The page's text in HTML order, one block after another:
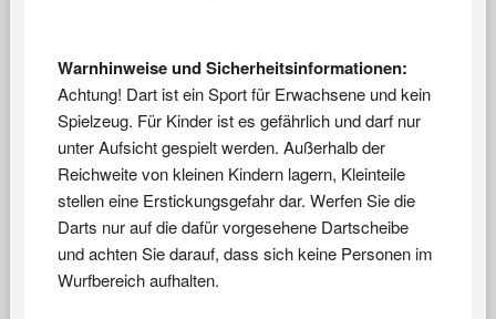
Warnhinweise und Sicherheitsinformationen:
Achtung! Dart ist ein Sport für Erwachsene und kein
Spielzeug. Für Kinder ist es gefährlich und darf nur
unter Aufsicht gespielt werden. Außerhalb der
Reichweite von kleinen Kindern lagern, Kleinteile
stellen eine Erstickungsgefahr dar. Werfen Sie die
Darts nur auf die dafür vorgesehene Dartscheibe
und achten Sie darauf, dass sich keine Personen im
Wurfbereich aufhalten.